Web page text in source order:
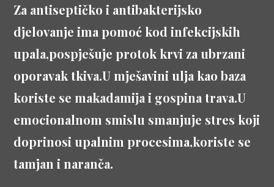
Za antiseptičko i antibakterijsko
djelovanje ima pomoć kod infekcijskih
upala,pospješuje protok krvi za ubrzani
oporavak tkiva.U mješavini ulja kao baza
koriste se makadamija i gospina trava.U
emocionalnom smislu smanjuje stres koji
doprinosi upalnim procesima,koriste se
tamjan i naranča.